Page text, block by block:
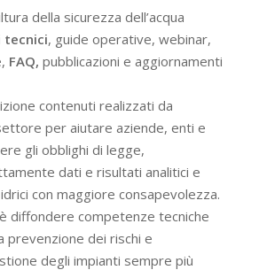
della sicurezza dell’acqua
tecnici, guide operative, webinar,
FAQ, pubblicazioni e aggiornamenti
contenuti realizzati da
per aiutare aziende, enti e
gli obblighi di legge,
dati e risultati analitici e
con maggiore consapevolezza.
diffondere competenze tecniche
prevenzione dei rischi e
degli impianti sempre più